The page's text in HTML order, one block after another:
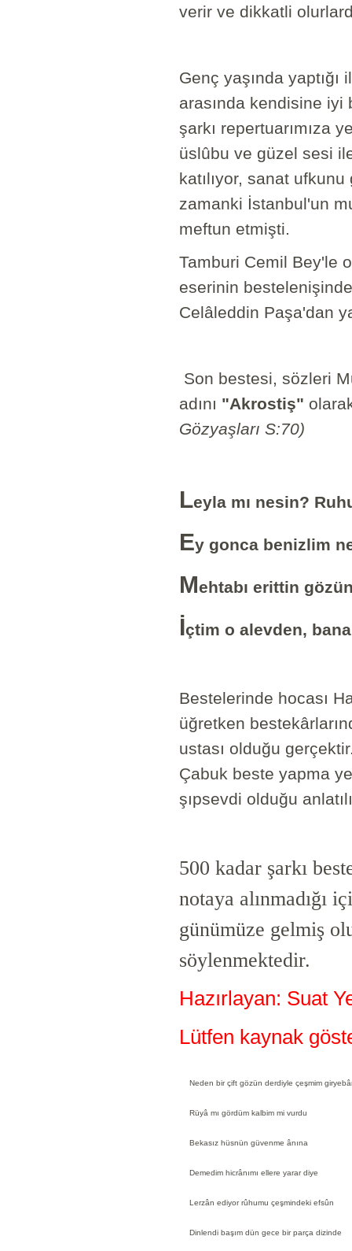
verir ve dikkatli
Genç yaşında
arasında kendisine
şarkı repertuarımıza
üslûbu ve güzel sesi
katılıyor, sanat
zamanki İstanbul'un
meftun etmişti.
Tamburi Cemil Bey'le
eserinin
Celâleddin Paşa'dan
Son bestesi, sözleri
adını "Akrostiş"
Gözyaşları S:70)
Leyla mı nesin?
Ey gonca benizlim
Mehtabı erittin
İçtim o alevden,
Bestelerinde hocası
üğretken
ustası olduğu
Çabuk beste yapma
şıpsevdi olduğu
500 kadar şarkı
notaya alınmadığı
günümüze gelmiş
söylenmektedir.
Hazırlayan: Suat
Lütfen kaynak
Neden bir çift gözün derdiyle çeşmim
Rüyâ mı gördüm kalbim mi vurdu
Bekasız hüsnün güvenme ânına
Demedim hicrânımı ellere yarar diye
Lerzân ediyor rûhumu çeşmindeki efsûn
Dinlendi başım dün gece bir parça dizinde